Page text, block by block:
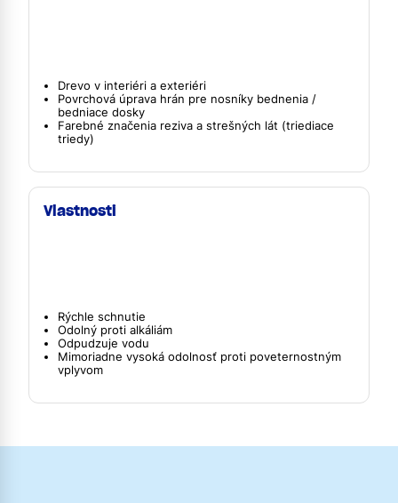
Drevo v interiéri a exteriéri
Povrchová úprava hrán pre nosníky bednenia /
bedniace dosky
Farebné značenia reziva a strešných lát (triediace
triedy)
Vlastnosti
Rýchle schnutie
Odolný proti alkáliám
Odpudzuje vodu
Mimoriadne vysoká odolnosť proti poveternostným
vplyvom